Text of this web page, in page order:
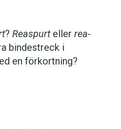
? Reaspurteller rea-
bindestreck i
en förkortning?